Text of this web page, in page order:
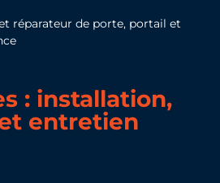
réparateur de porte, portail et
: installation,
entretien